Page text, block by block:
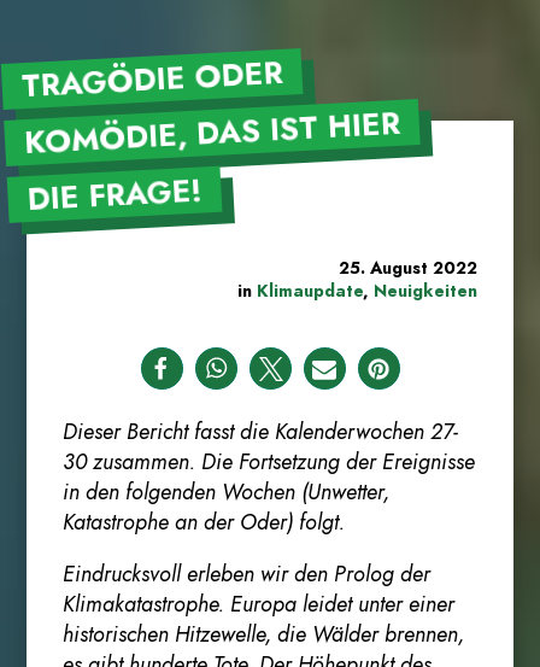
TRAGÖDIE ODER
KOMÖDIE, DAS IST HIER
DIE FRAGE!
25. August 2022
in Klimaupdate, Neuigkeiten
Dieser Bericht fasst die Kalenderwochen 27-
30 zusammen. Die Fortsetzung der Ereignisse
in den folgenden Wochen (Unwetter,
Katastrophe an der Oder) folgt.
Eindrucksvoll erleben wir den Prolog der
Klimakatastrophe. Europa leidet unter einer
historischen Hitzewelle, die Wälder brennen,